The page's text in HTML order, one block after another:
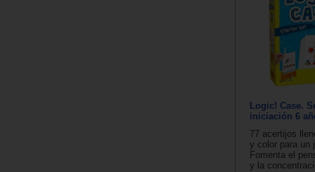
Logic! Case.
iniciación 6
77 acertijos
y color para un
Fomenta el
y la